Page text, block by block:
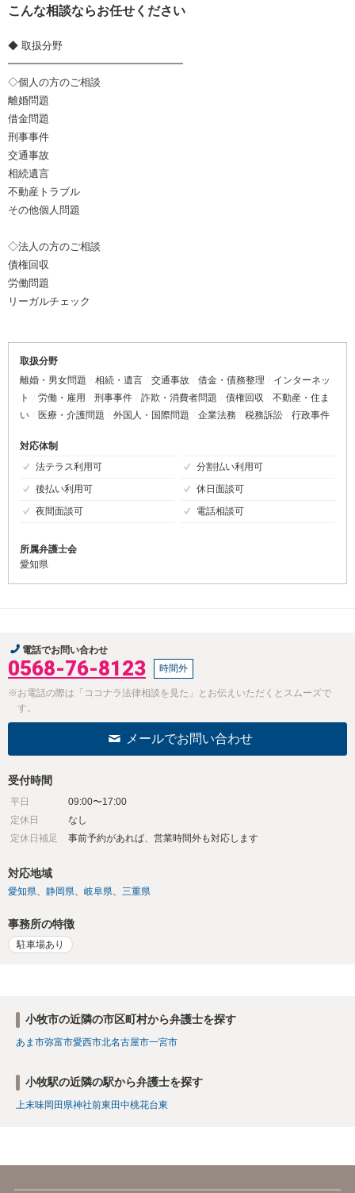
こんな相談ならお任せください
◆ 取扱分野
━━━━━━━━━━━━━━━━━
◇個人の方のご相談
離婚問題
借金問題
刑事事件
交通事故
相続遺言
不動産トラブル
その他個人問題
◇法人の方のご相談
債権回収
労働問題
リーガルチェック
取扱分野
離婚・男女問題
相続・遺言 交通事故 借金・債務整理
インターネッ
ト
労働・雇用 刑事事件 詐欺・消費者問題 債権回収
不動産・住ま
い
医療・介護問題 外国人・国際問題 企業法務 税務訴訟 行政事件
対応体制
法テラス利用可
分割払い利用可
後払い利用可
休日面談可
夜間面談可
電話相談可
所属弁護士会
愛知県
電話でお問い合わせ
0568-76-8123 時間外
※お電話の際は「ココナラ法律相談を見た」とお伝えいただくとスムーズで
す。
メールでお問い合わせ
受付時間
平日
09:00〜17:00
定休日
なし
定休日補足
事前予約があれば、営業時間外も対応します
対応地域
愛知県 静岡県 岐阜県 三重県
事務所の特徴
駐車場あり
小牧市の近隣の市区町村から弁護士を探す
あま市弥富市愛西市北名古屋市一宮市
小牧駅の近隣の駅から弁護士を探す
上末味岡 田県神社前東田中桃花台東